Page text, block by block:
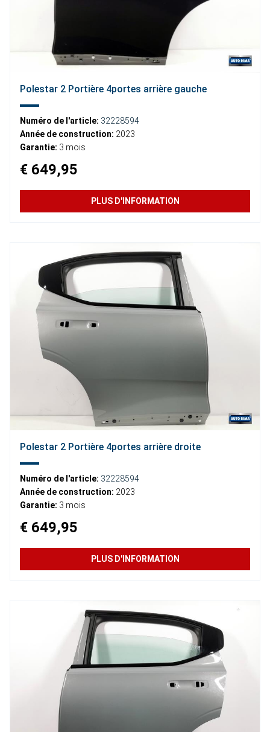
Polestar 2 Portière 4portes arrière gauche
Numéro de l'article: 32228594
Année de construction: 2023
Garantie: 3 mois
€ 649,95
PLUS D'INFORMATION
Polestar 2 Portière 4portes arrière droite
Numéro de l'article: 32228594
Année de construction: 2023
Garantie: 3 mois
€ 649,95
PLUS D'INFORMATION